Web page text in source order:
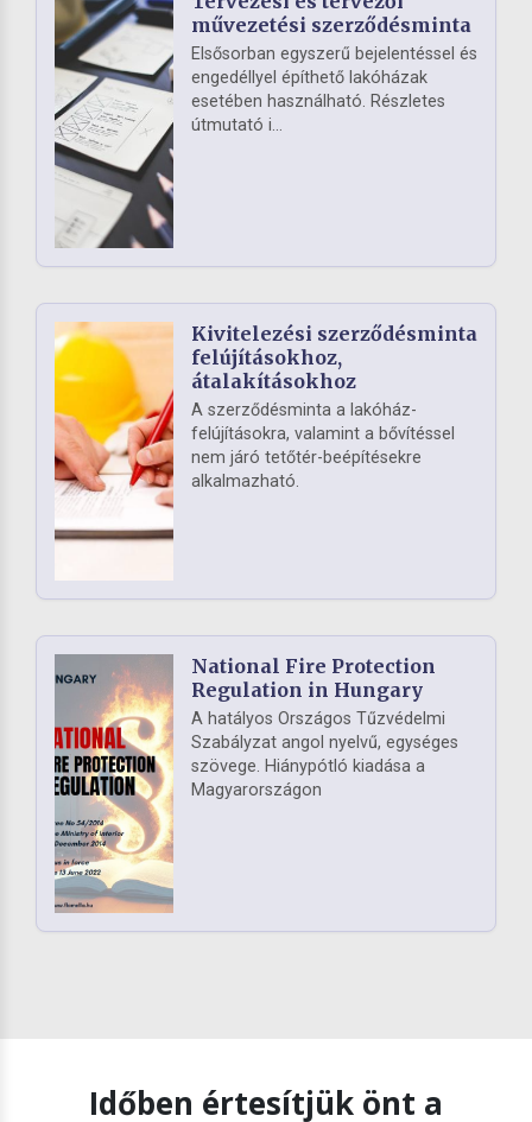
művezetési szerződésminta
Elsősorban egyszerű bejelentéssel és
engedéllyel építhető lakóházak
esetében használható. Részletes
útmutató i...
Kivitelezési szerződésminta
felújításokhoz,
átalakításokhoz
A szerződésminta a lakóház-
felújításokra, valamint a bővítéssel
nem járó tetőtér-beépítésekre
alkalmazható.
National Fire Protection
Regulation in Hungary
A hatályos Országos Tűzvédelmi
Szabályzat angol nyelvű, egységes
szövege. Hiánypótló kiadása a
Magyarországon
Időben értesítjük önt a